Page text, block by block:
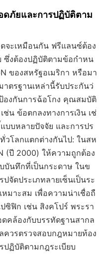
ภัยและการปฏิบัติตาม
จะเหมือนกัน ฟรีแลนซ์ต้อง
ซึ่งต้องปฏิบัติตามข้อกำหน
ของสหรัฐอเมริกา หรือมา
ตรฐานเหล่านี้รับประกันว่
องกันการฉ้อโกง คุณสมบัติ
น ข้อตกลงทางการเงิน เช่
บบหลายปัจจัย และการปร
ทั่วโลกแตกต่างกันไป: ในสห
(ปี 2000) ให้ความถูกต้อง
บันทึกที่เป็นกระดาษ ในข
จัดประเภทลายเซ็นเป็นระ
มาะสม เพื่อความน่าเชื่อถื
ซิฟิก เช่น สิงคโปร์ พระรา
คล้องกับบรรทัดฐานสากล
วรตรวจสอบกฎหมายท้อง
ปฏิบัติตามกฎระเบียบ